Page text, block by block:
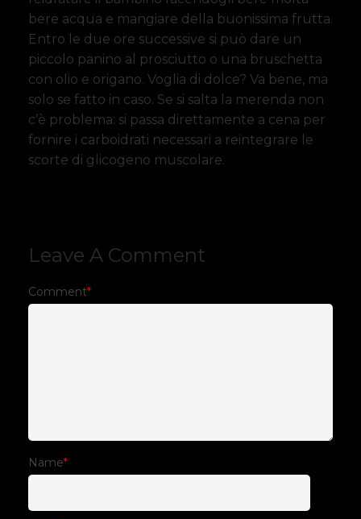
bere acqua e mangiare della buonissima frutta.
Entro le due ore successive si può dare un
piccolo panino al prosciutto o una bruschetta
con olio e origano. Voglia di dolce? Va bene, ma
solo se fatto in caso. Se si salta la merenda non
c’è problema: si passa direttamente a cena per
fornire i carboidrati necessari a reintegrare le
scorte di glicogeno muscolare.
Leave A Comment
Comment*
Name*